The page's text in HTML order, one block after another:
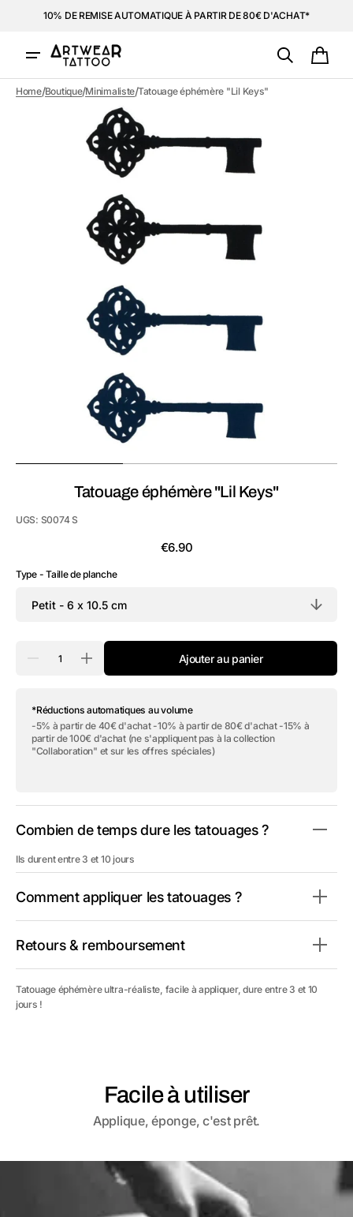
10% DE REMISE AUTOMATIQUE À PARTIR DE 80€ D'ACHAT*
supports
multimédia
Home/Boutique/Minimaliste/Tatouage éphémère "Lil Keys"
Tatouage éphémère "Lil Keys"
UGS: S0074 S
Prix
€6.90
Type - Taille de planche
Réduire
Tatouage
éphémère
&quot;Lil
Keys&quot;
Augmenter
Tatouage
éphémère
&quot;Lil
Keys&quot;
Ajouter au panier
*Réductions automatiques au volume
-5% à partir de 40€ d'achat -10% à partir de 80€ d'achat -15% à
partir de 100€ d'achat (ne s'appliquent pas à la collection
"Collaboration" et sur les offres spéciales)
Combien de temps dure les tatouages ?
Ils durent entre 3 et 10 jours
Comment appliquer les tatouages ?
Retours & remboursement
Tatouage éphémère ultra-réaliste, facile à appliquer, dure entre 3 et 10
jours !
Facile à utiliser
Applique, éponge, c'est prêt.